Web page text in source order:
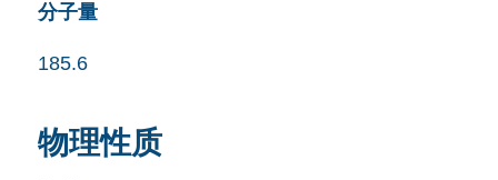
分子量
185.6
物理性质